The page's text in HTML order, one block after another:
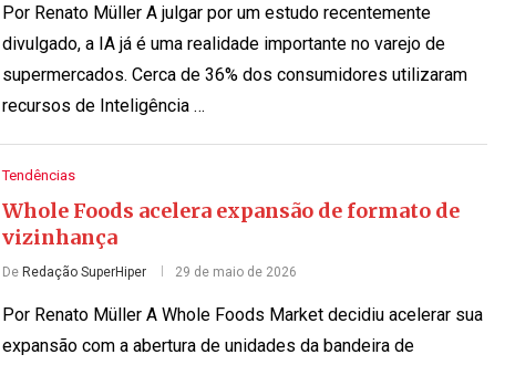
Por Renato Müller A julgar por um estudo recentemente
divulgado, a IA já é uma realidade importante no varejo de
supermercados. Cerca de 36% dos consumidores utilizaram
recursos de Inteligência …
Tendências
Whole Foods acelera expansão de formato de
vizinhança
De Redação SuperHiper 29 de maio de 2026
Por Renato Müller A Whole Foods Market decidiu acelerar sua
expansão com a abertura de unidades da bandeira de